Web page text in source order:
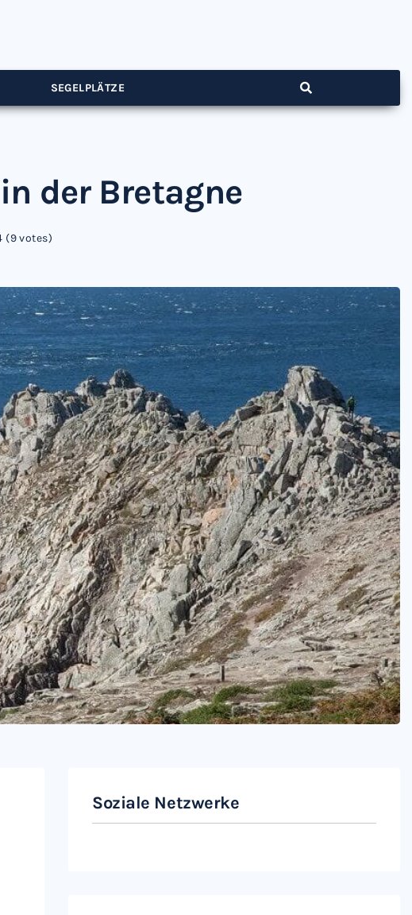
SEGELPLÄTZE
der Bretagne
(9 votes)
Soziale Netzwerke